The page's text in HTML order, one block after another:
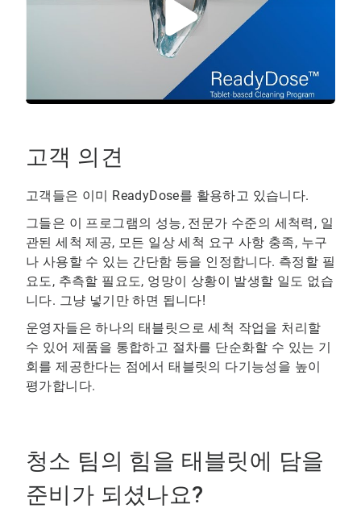
고객 의견
고객들은 이미 ReadyDose를 활용하고 있습니다.
그들은 이 프로그램의 성능, 전문가 수준의 세척력, 일
관된 세척 제공, 모든 일상 세척 요구 사항 충족, 누구
나 사용할 수 있는 간단함 등을 인정합니다. 측정할 필
요도, 추측할 필요도, 엉망이 상황이 발생할 일도 없습
니다. 그냥 넣기만 하면 됩니다!
운영자들은 하나의 태블릿으로 세척 작업을 처리할
수 있어 제품을 통합하고 절차를 단순화할 수 있는 기
회를 제공한다는 점에서 태블릿의 다기능성을 높이
평가합니다.
청소 팀의 힘을 태블릿에 담을
준비가 되셨나요?